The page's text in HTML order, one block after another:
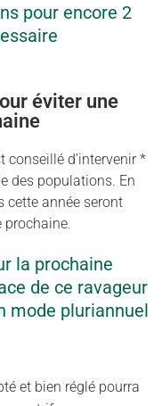
pour encore 2
éviter une
conseillé d’intervenir *
des populations. En
cette année seront
prochaine.
la prochaine
de ce ravageur
mode pluriannuel
et bien réglé pourra